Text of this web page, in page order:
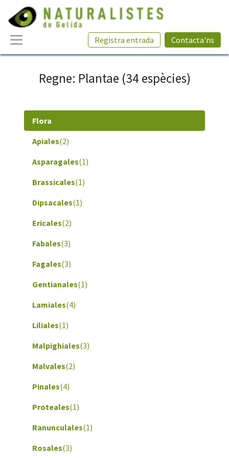
Registra entrada Contacta'ns
Regne: Plantae (34 espècies)
Flora
Apiales(2)
Asparagales(1)
Brassicales(1)
Dipsacales(1)
Ericales(2)
Fabales(3)
Fagales(3)
Gentianales(1)
Lamiales(4)
Liliales(1)
Malpighiales(3)
Malvales(2)
Pinales(4)
Proteales(1)
Ranunculales(1)
Rosales(3)